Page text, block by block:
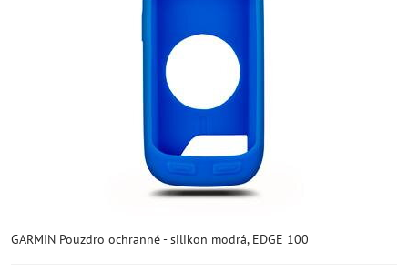
GARMIN Pouzdro ochranné - silikon modrá, EDGE 100